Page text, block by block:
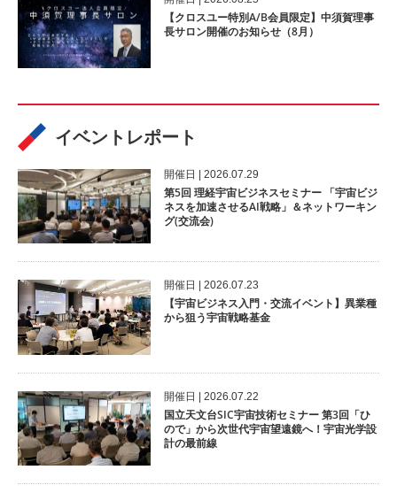
【クロスユー特別A/B会員限定】中須賀理事
長サロン開催のお知らせ（8月）
イベントレポート
開催⽇ | 2026.07.29
第5回 理経宇宙ビジネスセミナー 「宇宙ビジ
ネスを加速させるAI戦略」＆ネットワーキン
グ(交流会)
開催⽇ | 2026.07.23
【宇宙ビジネス入門・交流イベント】異業種
から狙う宇宙戦略基金
開催⽇ | 2026.07.22
国立天文台SIC宇宙技術セミナー 第3回「ひ
ので」から次世代宇宙望遠鏡へ！宇宙光学設
計の最前線